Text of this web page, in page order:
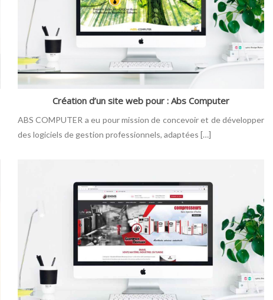
Création d’un site web pour : Abs Computer
ABS COMPUTER a eu pour mission de concevoir et de développer
des logiciels de gestion professionnels, adaptées […]